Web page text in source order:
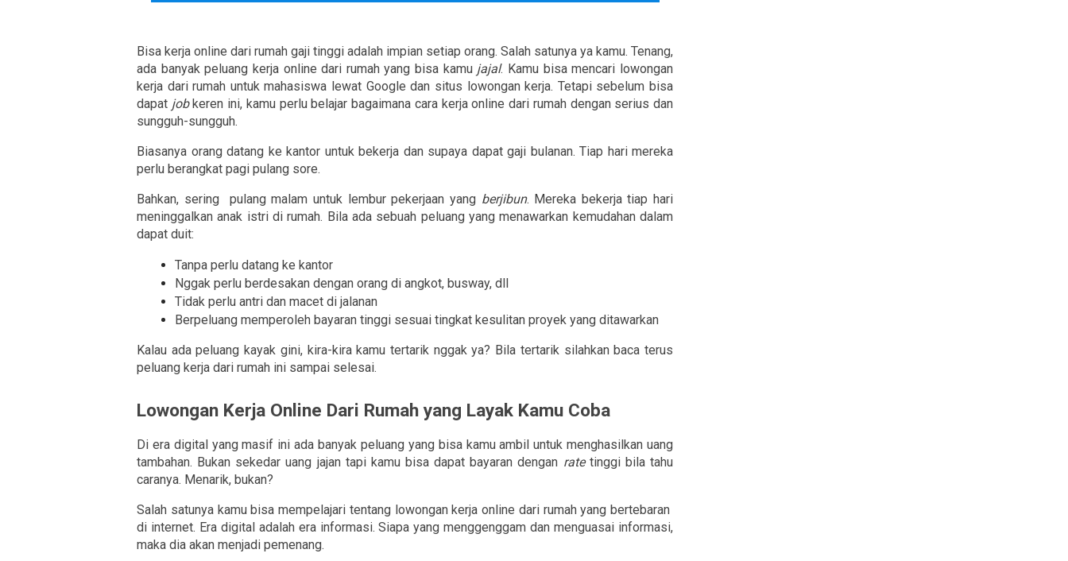
Bisa kerja online dari rumah gaji tinggi adalah impian setiap orang. Salah satunya ya kamu. Tenang,
ada banyak peluang kerja online dari rumah yang bisa kamu jajal. Kamu bisa mencari lowongan
kerja dari rumah untuk mahasiswa lewat Google dan situs lowongan kerja. Tetapi sebelum bisa
dapat job keren ini, kamu perlu belajar bagaimana cara kerja online dari rumah dengan serius dan
sungguh-sungguh.
Biasanya orang datang ke kantor untuk bekerja dan supaya dapat gaji bulanan. Tiap hari mereka
perlu berangkat pagi pulang sore.
Bahkan, sering  pulang malam untuk lembur pekerjaan yang berjibun. Mereka bekerja tiap hari
meninggalkan anak istri di rumah. Bila ada sebuah peluang yang menawarkan kemudahan dalam
dapat duit:
Tanpa perlu datang ke kantor
Nggak perlu berdesakan dengan orang di angkot, busway, dll
Tidak perlu antri dan macet di jalanan
Berpeluang memperoleh bayaran tinggi sesuai tingkat kesulitan proyek yang ditawarkan
Kalau ada peluang kayak gini, kira-kira kamu tertarik nggak ya? Bila tertarik silahkan baca terus
peluang kerja dari rumah ini sampai selesai.
Lowongan Kerja Online Dari Rumah yang Layak Kamu Coba
Di era digital yang masif ini ada banyak peluang yang bisa kamu ambil untuk menghasilkan uang
tambahan. Bukan sekedar uang jajan tapi kamu bisa dapat bayaran dengan rate tinggi bila tahu
caranya. Menarik, bukan?
Salah satunya kamu bisa mempelajari tentang lowongan kerja online dari rumah yang bertebaran
di internet. Era digital adalah era informasi. Siapa yang menggenggam dan menguasai informasi,
maka dia akan menjadi pemenang.